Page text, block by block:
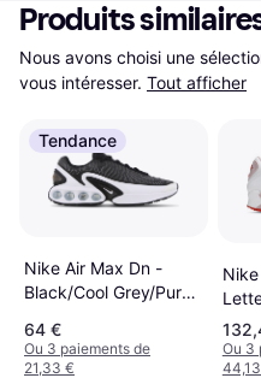
Produits
Nous avons choisi une
vous intéresser. Tout afficher
Tendance
Nike Air Max Dn -
Black/Cool Grey/Pure
64 €
Ou 3 paiements de
21,33 €
Ou 3